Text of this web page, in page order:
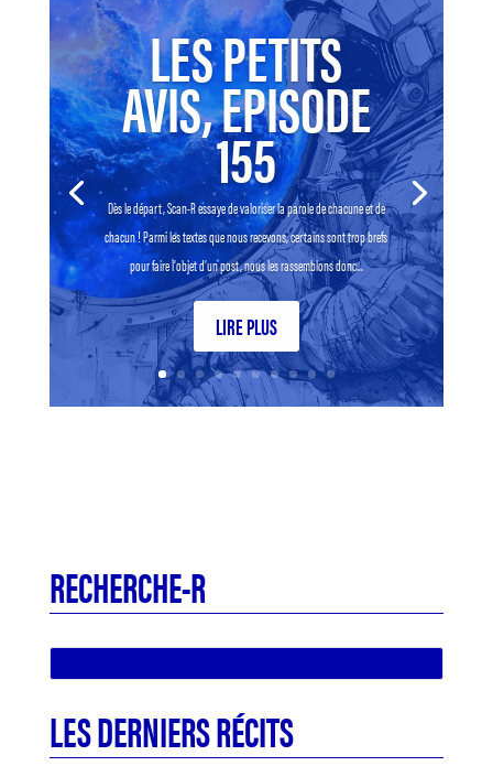
LES PETITS
AVIS, EPISODE
155
Dès le départ, Scan-R essaye de valoriser la parole de chacune et de
chacun ! Parmi les textes que nous recevons, certains sont trop brefs
pour faire l’objet d’un post, nous les rassemblons donc...
LIRE PLUS
RECHERCHE-R
LES DERNIERS RÉCITS